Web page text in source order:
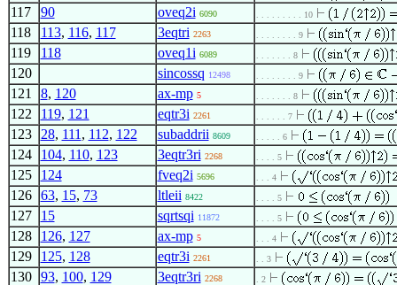
117 90 oveq2i 6090 . . . . . . . . . 10
118 113, 116, 117 3eqtri 2263 . . . . . . . . 9
119 118 oveq1i 6089 . . . . . . . 8
120 sincossq 12498 . . . . . . . . 9
121 8, 120 ax-mp 5 . . . . . . . 8
122 119, 121 eqtr3i 2261 . . . . . . 7
123 28, 111 , 112, 122 subaddrii 8609 . . . . . 6
124 104, 110, 123 3eqtr3ri 2268 . . . . 5
125 124 fveq2i 5696 . . . 4
126 63, 15, 73 ltleii 8422 . . . . 5
127 15 sqrtsqi 11872 . . . . 5
128 126, 127 ax-mp 5 . . . 4
129 125, 128 eqtr3i 2261 . . 3
130 93, 100, 129 3eqtr3ri 2268 . 2